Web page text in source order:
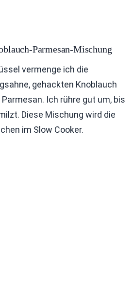
Parmesan-Mischung
vermenge ich die
gehackten Knoblauch
Ich rühre gut um, bis
Diese Mischung wird die
im Slow Cooker.